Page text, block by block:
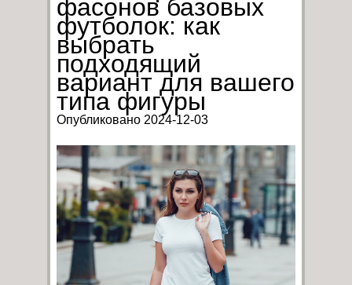
фасонов базовых
футболок: как
выбрать
подходящий
вариант для вашего
типа фигуры
Опубликовано 2024-12-03